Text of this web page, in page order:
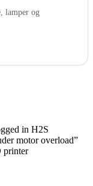
lamper og
in H2S
motor overload”
printer